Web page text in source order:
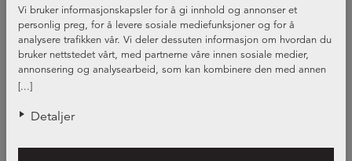
[...]
Vi bruker informasjonskapsler for å gi innhold og annonser et
personlig preg, for å levere sosiale mediefunksjoner og for å
analysere trafikken vår. Vi deler dessuten informasjon om hvordan du
bruker nettstedet vårt, med partnerne våre innen sosiale medier,
annonsering og analysearbeid, som kan kombinere den med annen
informasjon du har gjort tilgjengelig for dem, eller som de har samlet
Detaljer
Kjøkkenhåndtak - materialene som
passer best
Kjøkkenhåndtak er både en praktisk og stilig interiørdetalj som
andre deler av hjemmet. Valg av beslag er alltid en smakssak, og
det finnes ikke noe universelt svar på hva som er rett og galt. Det